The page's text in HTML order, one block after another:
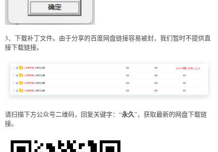
3、下载补丁文件。由于分享的百度网盘链接容易被封，我们暂时不提供直
接下载链接。
请扫描下方公众号二维码，回复关键字：“永久”，获取最新的网盘下载链
接。